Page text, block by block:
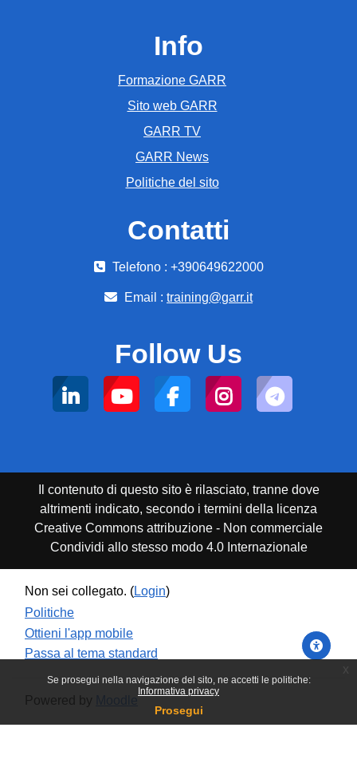
Se prosegui nella navigazione del sito, ne accetti le politiche:
Informativa privacy
Prosegui
Info
Formazione GARR
Sito web GARR
GARR TV
GARR News
Politiche del sito
Contatti
Telefono : +390649622000
Email : training@garr.it
Follow Us
Il contenuto di questo sito è rilasciato, tranne dove
altrimenti indicato, secondo i termini della licenza
Creative Commons attribuzione - Non commerciale
Condividi allo stesso modo 4.0 Internazionale
Non sei collegato. (Login)
Politiche
Ottieni l'app mobile
Passa al tema standard
Powered by